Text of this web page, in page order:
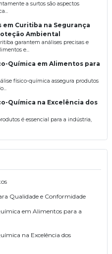
a surtos são aspectos
Curitiba na Segurança
Ambiental
garantem análises precisas e
e...
Química em Alimentos para
físico-química assegura produtos
Química na Excelência dos
é essencial para a indústria,
Qualidade e Conformidade
em Alimentos para a
na Excelência dos